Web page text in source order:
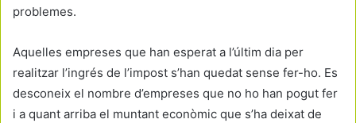
problemes.
Aquelles empreses que han esperat a l’últim dia per
realitzar l’ingrés de l’impost s’han quedat sense fer-ho. Es
desconeix el nombre d’empreses que no ho han pogut fer
i a quant arriba el muntant econòmic que s’ha deixat de